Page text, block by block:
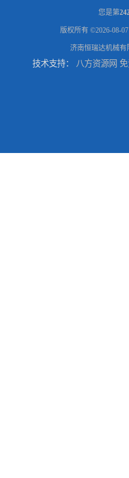
您是第
版权所有 ©2026-08-07
济南恒瑞达机械有
技术支持： 八方资源网